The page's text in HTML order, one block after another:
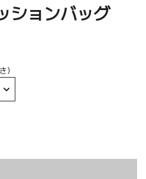
ションバッグ
）